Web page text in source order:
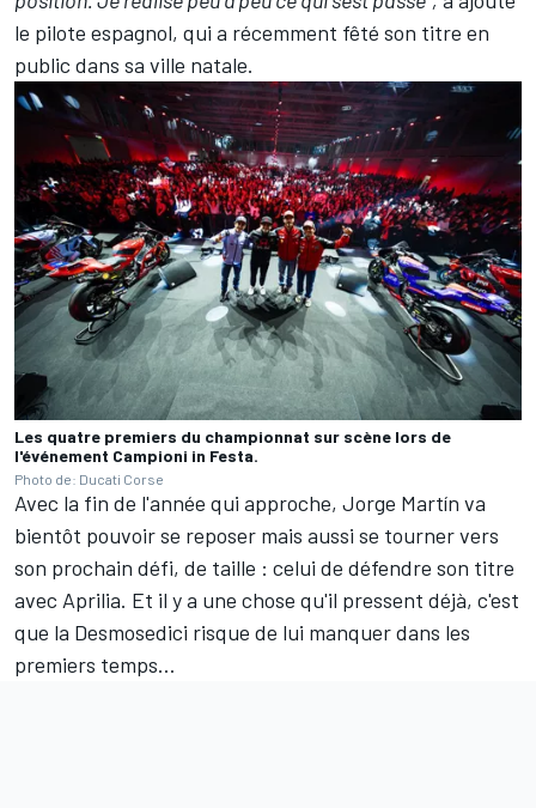
le pilote espagnol, qui a récemment fêté son titre en
public dans sa ville natale.
Les quatre premiers du championnat sur scène lors de
l'événement Campioni in Festa.
Photo de: Ducati Corse
Avec la fin de l'année qui approche, Jorge Martín va
bientôt pouvoir se reposer mais aussi se tourner vers
son prochain défi, de taille : celui de défendre son titre
avec Aprilia. Et il y a une chose qu'il pressent déjà, c'est
que la Desmosedici risque de lui manquer dans les
premiers temps…